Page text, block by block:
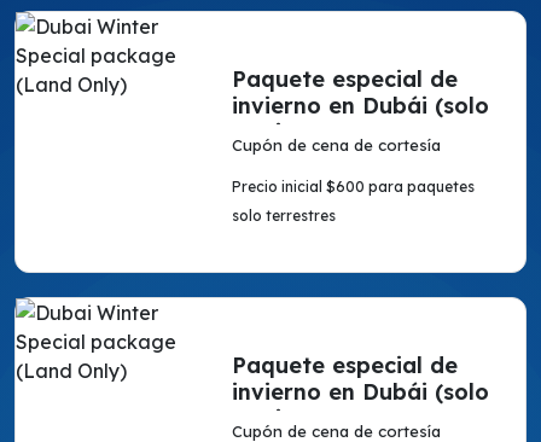
Paquete especial de
invierno en Dubái (solo
en tierra)
Cupón de cena de cortesía
Precio inicial $600 para paquetes
solo terrestres
Paquete especial de
invierno en Dubái (solo
en tierra)
Cupón de cena de cortesía